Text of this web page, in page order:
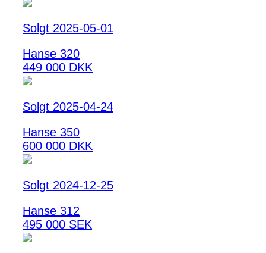
Solgt 2025-05-01
Hanse 320
449 000 DKK
Solgt 2025-04-24
Hanse 350
600 000 DKK
Solgt 2024-12-25
Hanse 312
495 000 SEK